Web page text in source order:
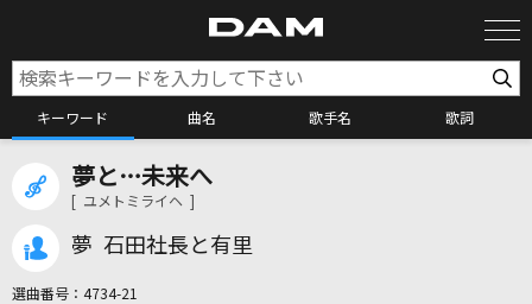
キーワード 曲名 歌手名 歌詞
カラオケ検索
夢と…未来へ
[ ユメトミライヘ ]
夢 石田社長と有里
選曲番号： 4734-21